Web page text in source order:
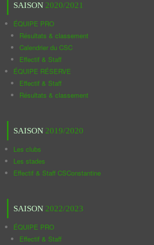
SAISON 2020/2021
ÉQUIPE PRO
Résultats & classement
Calendrier du CSC
Effectif & Staff
ÉQUIPE RÉSERVE
Effectif & Staff
Résultats & classement
SAISON 2019/2020
Les clubs
Les stades
Effectif & Staff CSConstantine
SAISON 2022/2023
ÉQUIPE PRO
Effectif & Staff